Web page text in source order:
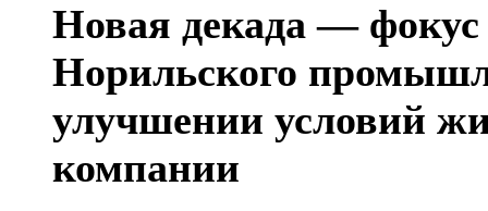
Новая декада — фокус
Норильского
улучшении условий
компании